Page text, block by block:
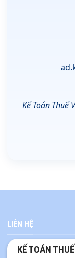
Kế Toán Thuế
LIÊN HỆ
KẾ TOÁN